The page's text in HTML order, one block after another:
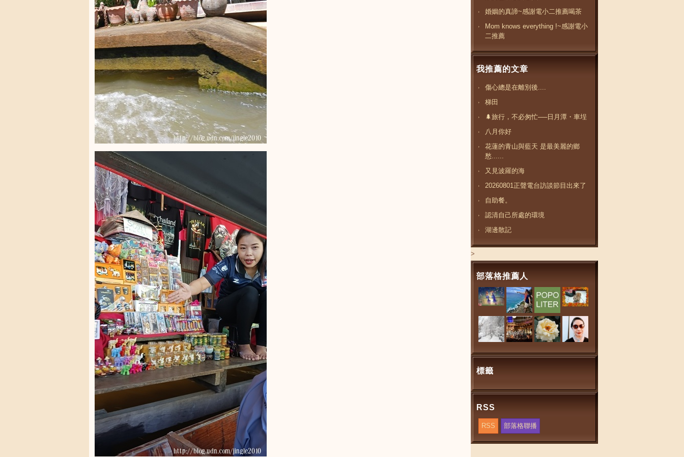
婚姻的真諦~感謝電小二推薦喝茶
Mom knows everything !~感謝電小
二推薦
我推薦的文章
傷心總是在離別後....
梯田
🌲旅行，不必匆忙──日月潭・車埕
八月你好
花蓮的青山與藍天 是最美麗的鄉
愁......
又見波羅的海
20260801正聲電台訪談節目出來了
自助餐。
認清自己所處的環境
湖邊散記
>
部落格推薦人
標籤
RSS
RSS 部落格聯播